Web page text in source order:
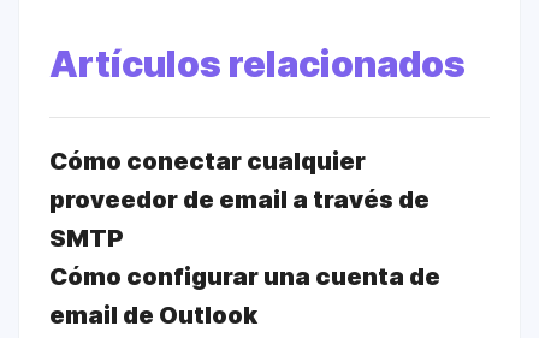
Artículos relacionados
Cómo conectar cualquier
proveedor de email a través de
SMTP
Cómo configurar una cuenta de
email de Outlook